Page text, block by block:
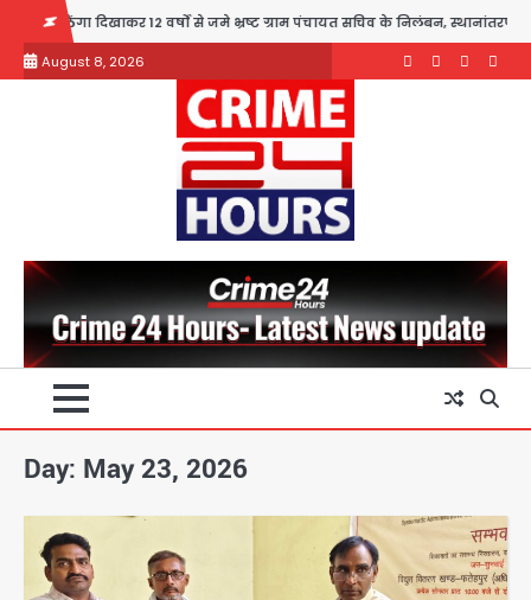
content
दिखाकर 12 वर्षों से जमे भ्रष्ट ग्राम पंचायत सचिव के निलंबन, स्थानांतरण एवं सीबीआई
August 8, 2026 FacebookInstagram
youtube
Day: May 23, 2026